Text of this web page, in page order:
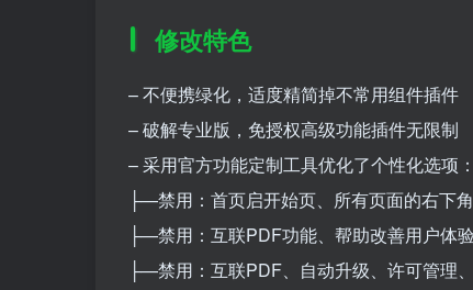
修改特色
– 不便携绿化，适度精简掉不常用组件插件
– 破解专业版，免授权高级功能插件无限制
– 采用官方功能定制工具优化了个性化选项：
├—禁用：首页启开始页、所有页面的右下
├—禁用：互联PDF功能、帮助改善用户体
├—禁用：互联PDF、自动升级、许可管理